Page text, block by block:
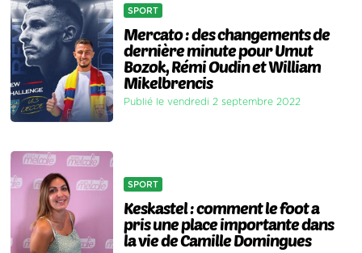
SPORT
Mercato : des changements de
dernière minute pour Umut
Bozok, Rémi Oudin et William
Mikelbrencis
Publié le vendredi 2 septembre 2022
SPORT
Keskastel : comment le foot a
pris une place importante dans
la vie de Camille Domingues